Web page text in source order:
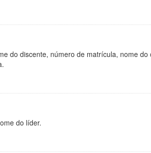
do discente, número de matrícula, nome
do líder.